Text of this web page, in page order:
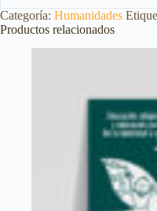
Categoría: Humanidades
Productos relacionados